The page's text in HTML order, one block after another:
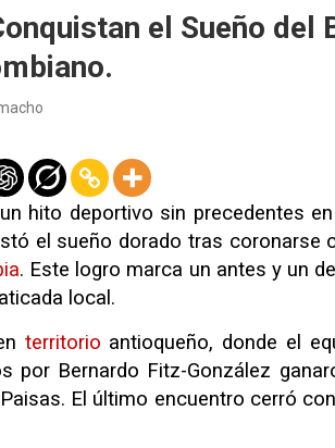
el Sueño del
un hito deportivo sin precedentes
el sueño dorado tras coronarse
. Este logro marca un antes y un
local.
territorio antioqueño, donde el
por Bernardo Fitz-González
El último encuentro cerró